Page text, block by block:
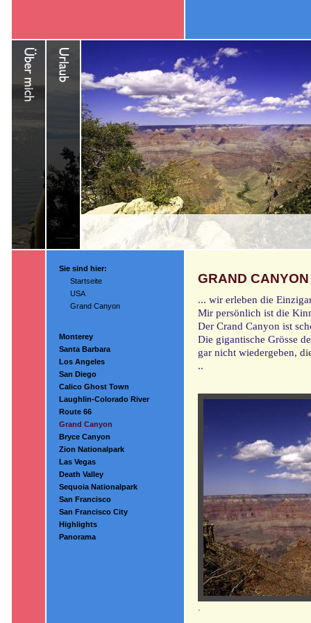
Sie sind hier:
Startseite
USA
Grand Canyon
Monterey
Santa Barbara
Los Angeles
San Diego
Calico Ghost Town
Laughlin-Colorado River
Route 66
Grand Canyon
Bryce Canyon
Zion Nationalpark
Las Vegas
Death Valley
Sequoia Nationalpark
San Francisco
San Francisco City
Highlights
Panorama
GRAND CANYON
... wir erleben die
Mir persönlich ist die
Der Crand Canyon ist
Die gigantische Grösse
gar nicht wiedergeben,
..
.